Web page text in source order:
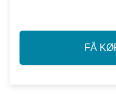
FÅ